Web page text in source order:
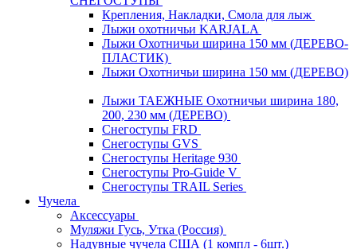
Крепления, Накладки, Смола для лыж
Лыжи охотничьи KARJALA
Лыжи Охотничьи ширина 150 мм (ДЕРЕВО-
ПЛАСТИК)
Лыжи Охотничьи ширина 150 мм (ДЕРЕВО)
Лыжи ТАЕЖНЫЕ Охотничьи ширина 180,
200, 230 мм (ДЕРЕВО)
Снегоступы FRD
Снегоступы GVS
Снегоступы Heritage 930
Снегоступы Pro-Guide V
Снегоступы TRAIL Series
Чучела
Аксессуары
Муляжи Гусь, Утка (Россия)
Надувные чучела США (1 компл - 6шт.)